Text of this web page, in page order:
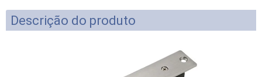
Descrição do produto